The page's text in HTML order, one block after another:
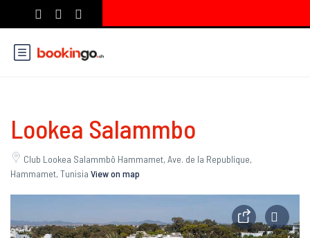
Lookea Salammbo
Club Lookea Salammbô Hammamet, Ave. de la Republique,
Hammamet, Tunisia View on map